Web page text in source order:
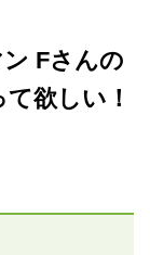
ン Fさんの
欲しい！